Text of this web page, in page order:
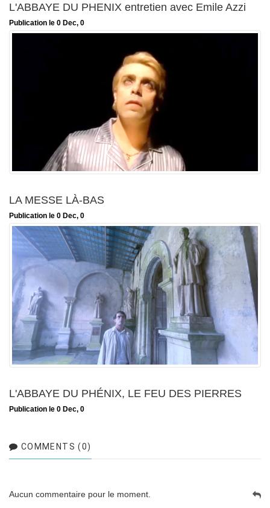
L'ABBAYE DU PHENIX entretien avec Emile Azzi
Publication le 0 Dec, 0
LA MESSE LÀ-BAS
Publication le 0 Dec, 0
L'ABBAYE DU PHÉNIX, LE FEU DES PIERRES
Publication le 0 Dec, 0
COMMENTS (0)
Aucun commentaire pour le moment.